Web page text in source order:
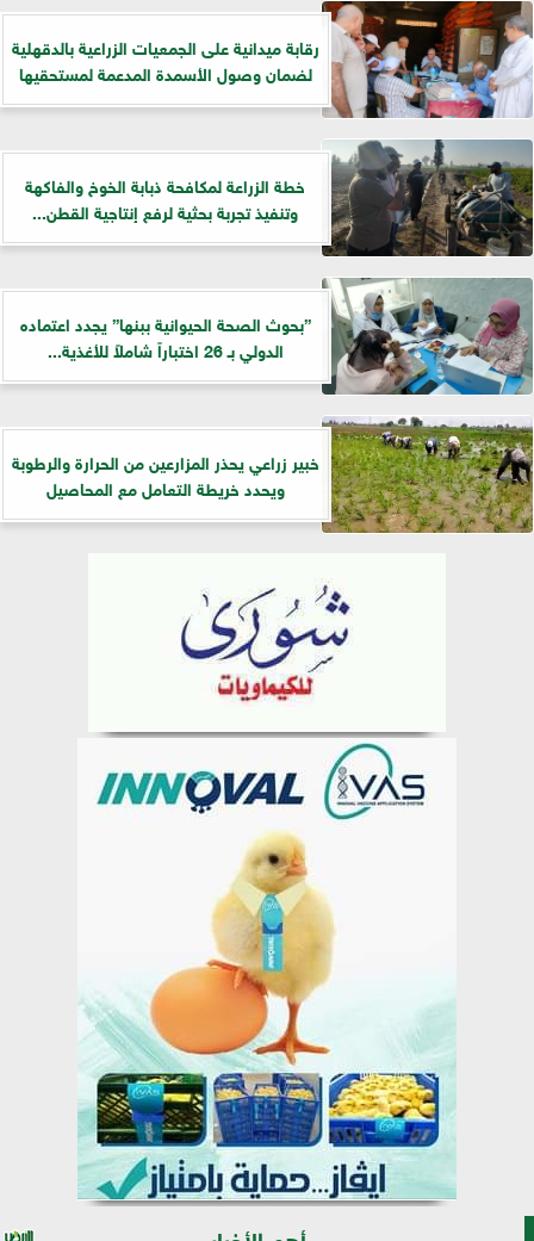
رقابة ميدانية على الجمعيات الزراعية بالدقهلية
لضمان وصول الأسمدة المدعمة لمستحقيها
خطة الزراعة لمكافحة ذبابة الخوخ والفاكهة
وتنفيذ تجربة بحثية لرفع إنتاجية القطن...
”بحوث الصحة الحيوانية ببنها” يجدد اعتماده
الدولي بـ 26 اختباراً شاملاً للأغذية...
خبير زراعي يحذر المزارعين من الحرارة والرطوبة
ويحدد خريطة التعامل مع المحاصيل